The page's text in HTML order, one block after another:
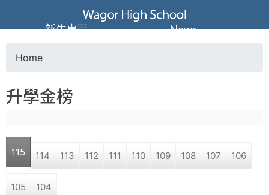
Jump to navigation
葳
格
高
中
學
o
u
a
Home
升學金榜
115 114 113 112 111 110 109 108 107 106
105 104
新生專區 News